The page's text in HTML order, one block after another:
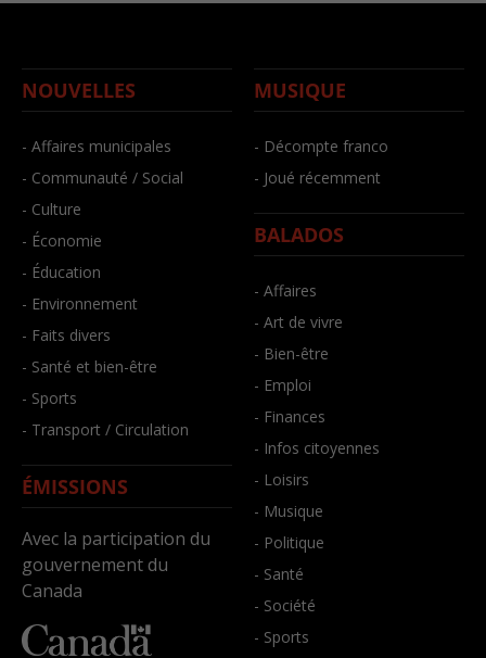
NOUVELLES
- Affaires municipales
- Communauté / Social
- Culture
- Économie
- Éducation
- Environnement
- Faits divers
- Santé et bien-être
- Sports
- Transport / Circulation
ÉMISSIONS
Avec la participation du
gouvernement du
Canada
MUSIQUE
- Décompte franco
- Joué récemment
BALADOS
- Affaires
- Art de vivre
- Bien-être
- Emploi
- Finances
- Infos citoyennes
- Loisirs
- Musique
- Politique
- Santé
- Société
- Sports